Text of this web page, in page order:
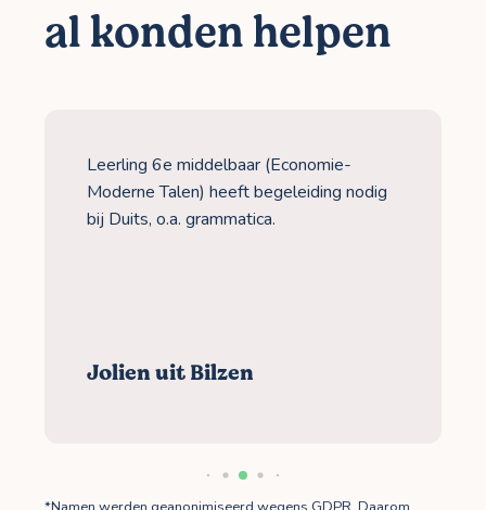
al konden helpen
Leerling 6e middelbaar (Economie-
Moderne Talen) heeft begeleiding nodig
bij Duits, o.a. grammatica.
Jolien uit Bilzen